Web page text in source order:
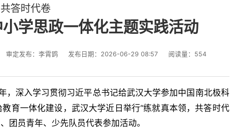
答时代卷
学思政一体化主题实践活动
审定发布：李霄鹍 发布日期：2026-06-29 08:57 阅读量： 554
，深入学习贯彻习近平总书记给武汉大学参加中国南北极科
育一体化建设，武汉大学近日举行“练就真本领，共答时代
团员青年、少先队员代表参加活动。